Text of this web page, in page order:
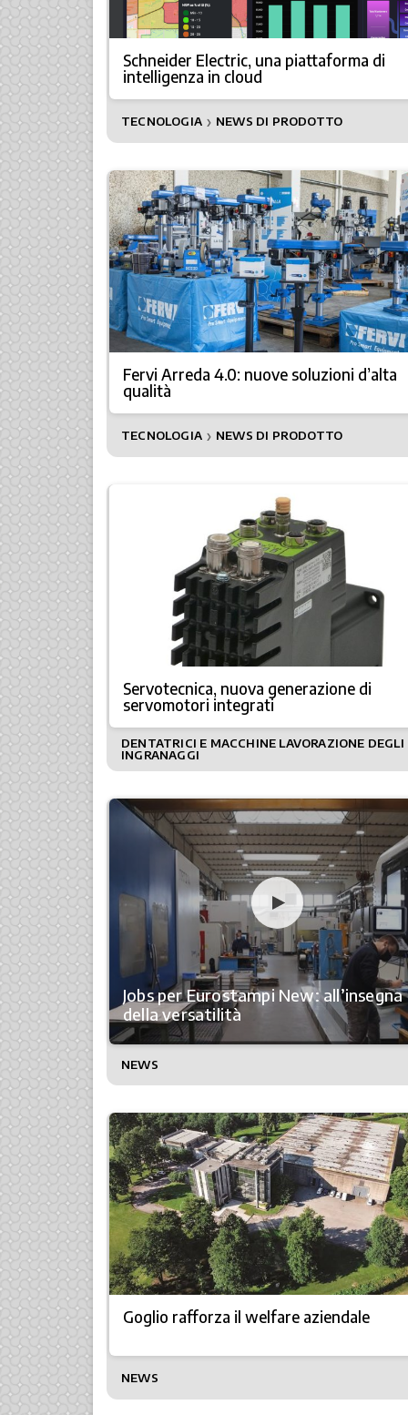
Schneider Electric, una piattaforma di
intelligenza in cloud
TECNOLOGIA ❯ NEWS DI PRODOTTO
Fervi Arreda 4.0: nuove soluzioni d’alta
qualità
TECNOLOGIA ❯ NEWS DI PRODOTTO
Servotecnica, nuova generazione di
servomotori integrati
DENTATRICI E MACCHINE LAVORAZIONE DEGLI
INGRANAGGI
Jobs per Eurostampi New: all’insegna
della versatilità
NEWS
Goglio rafforza il welfare aziendale
NEWS